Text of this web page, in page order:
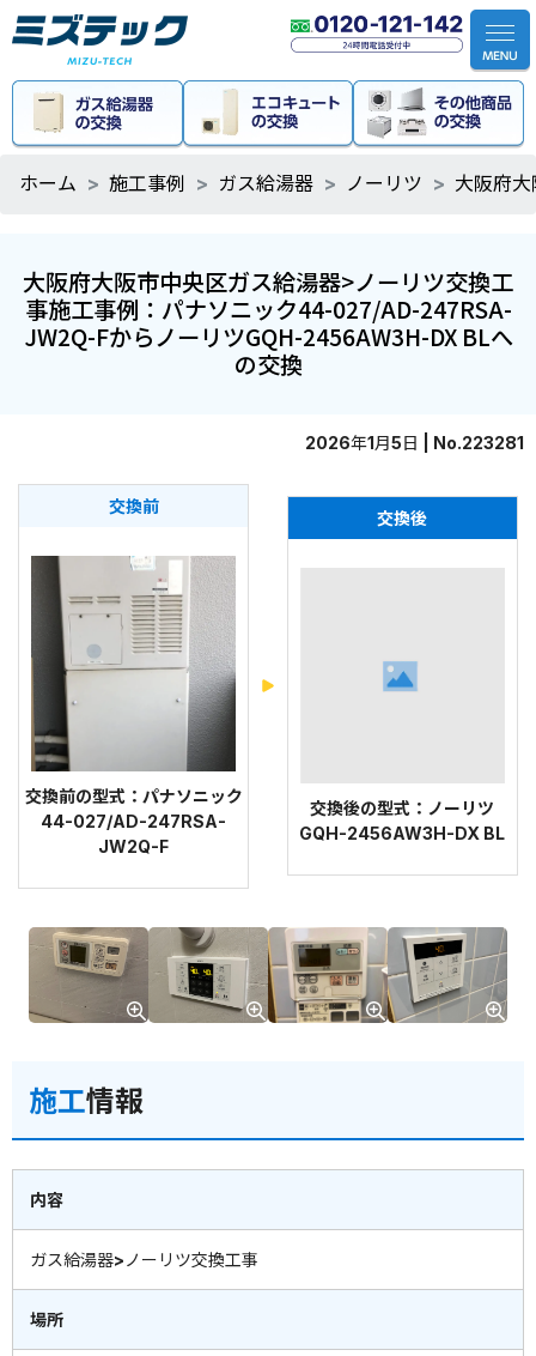
ホーム 施工事例 ガス給湯器 ノーリツ 大阪府
大阪府大阪市中央区ガス給湯器>ノーリツ交換工
事施工事例：パナソニック44-027/AD-247RSA-
JW2Q-FからノーリツGQH-2456AW3H-DX BLへ
の交換
2026年1月5日 | No.223281
交換前
交換前の型式：パナソニック
44-027/AD-247RSA-
JW2Q-F
交換後
交換後の型式：ノーリツ
GQH-2456AW3H-DX BL
施工情報
内容
ガス給湯器>ノーリツ交換工事
場所